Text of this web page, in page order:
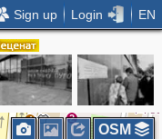
Sign up Login EN
6
4
2
OSM